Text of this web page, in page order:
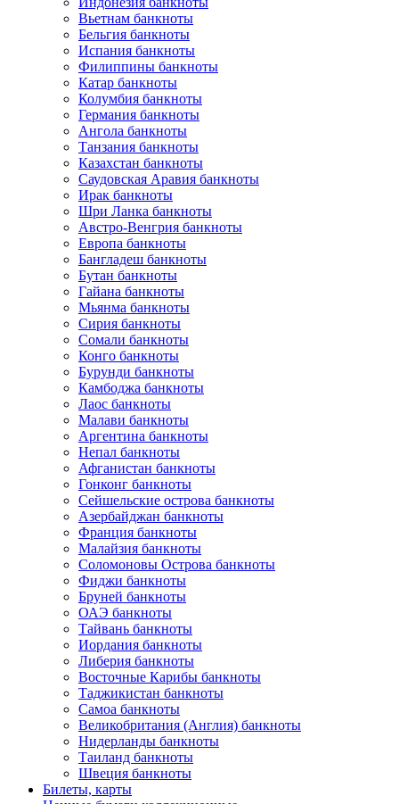
Вьетнам банкноты
Бельгия банкноты
Испания банкноты
Филиппины банкноты
Катар банкноты
Колумбия банкноты
Германия банкноты
Ангола банкноты
Танзания банкноты
Казахстан банкноты
Саудовская Аравия банкноты
Ирак банкноты
Шри Ланка банкноты
Австро-Венгрия банкноты
Европа банкноты
Бангладеш банкноты
Бутан банкноты
Гайана банкноты
Мьянма банкноты
Сирия банкноты
Сомали банкноты
Конго банкноты
Бурунди банкноты
Камбоджа банкноты
Лаос банкноты
Малави банкноты
Аргентина банкноты
Непал банкноты
Афганистан банкноты
Гонконг банкноты
Сейшельские острова банкноты
Азербайджан банкноты
Франция банкноты
Малайзия банкноты
Соломоновы Острова банкноты
Фиджи банкноты
Бруней банкноты
ОАЭ банкноты
Тайвань банкноты
Иордания банкноты
Либерия банкноты
Восточные Карибы банкноты
Таджикистан банкноты
Самоа банкноты
Великобритания (Англия) банкноты
Нидерланды банкноты
Таиланд банкноты
Швеция банкноты
Билеты, карты